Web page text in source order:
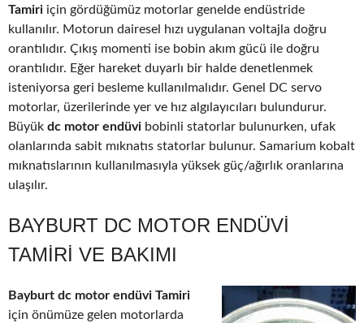
Tamiri için gördüğümüz motorlar genelde endüstride
kullanılır. Motorun dairesel hızı uygulanan voltajla doğru
orantılıdır. Çıkış momenti ise bobin akım gücü ile doğru
orantılıdır. Eğer hareket duyarlı bir halde denetlenmek
isteniyorsa geri besleme kullanılmalıdır. Genel DC servo
motorlar, üzerilerinde yer ve hız algılayıcıları bulundurur.
Büyük dc motor endüvi bobinli statorlar bulunurken, ufak
olanlarında sabit mıknatıs statorlar bulunur. Samarium kobalt
mıknatıslarının kullanılmasıyla yüksek güç/ağırlık oranlarına
ulaşılır.
BAYBURT DC MOTOR ENDÜVI
TAMIRI VE BAKIMI
Bayburt dc motor endüvi Tamiri
için önümüze gelen motorlarda